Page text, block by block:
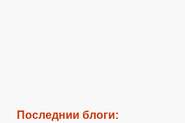
Последнии блоги: